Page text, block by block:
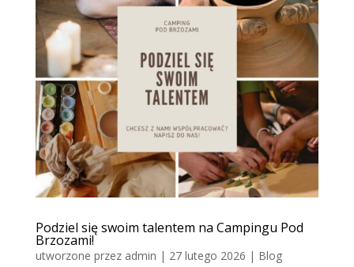
Podziel się swoim talentem na Campingu Pod
Brzozami!
utworzone przez admin | 27 lutego 2026 | Blog